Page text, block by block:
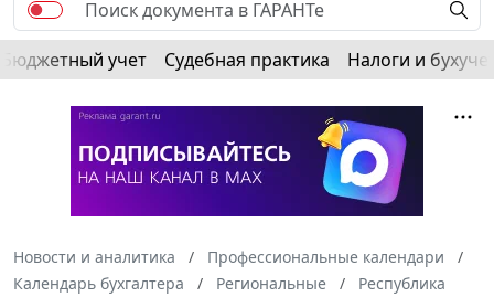
Бюджетный учет Судебная практика Налоги и
Новости и аналитика
Профессиональные календари
Календарь бухгалтера
Региональные
Республика